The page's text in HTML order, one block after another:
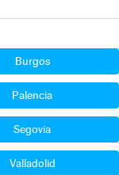
Burgos
Palencia
Segovia
Valladolid